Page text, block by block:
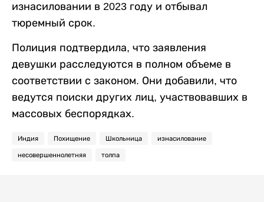
изнасиловании в 2023 году и отбывал
тюремный срок.
Полиция подтвердила, что заявления
девушки расследуются в полном объеме в
соответствии с законом. Они добавили, что
ведутся поиски других лиц, участвовавших в
массовых беспорядках.
Индия Похищение Школьница изнасилование
несовершеннолетняя толпа